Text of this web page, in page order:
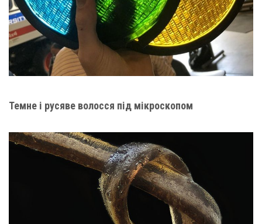
Темне і русяве волосся під мікроскопом